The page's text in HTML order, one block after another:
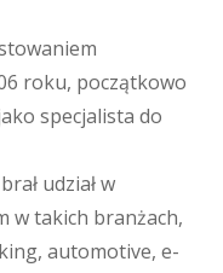
roku, początkowo
specjalista do
udział w
w takich branżach,
automotive, e-